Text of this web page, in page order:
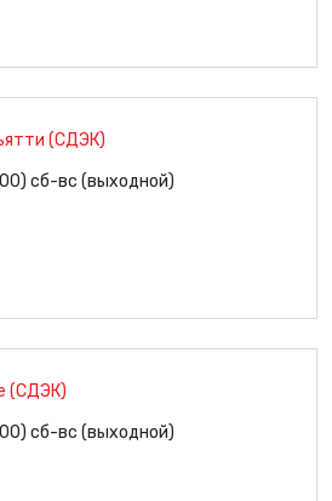
(СДЭК)
сб-вс (выходной)
(СДЭК)
сб-вс (выходной)